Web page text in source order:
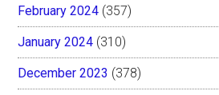
February 2024 (357)
January 2024 (310)
December 2023 (378)